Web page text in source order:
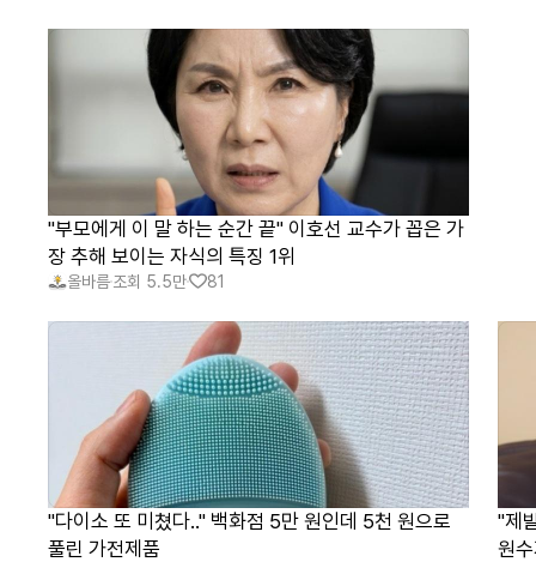
"부모에게 이 말 하는 순간 끝" 이호선 교수가 꼽은 가
장 추해 보이는 자식의 특징 1위
올바름조회 5.5만 81
"다이소 또 미쳤다.." 백화점 5만 원인데 5천 원으로
풀린 가전제품
"제
원